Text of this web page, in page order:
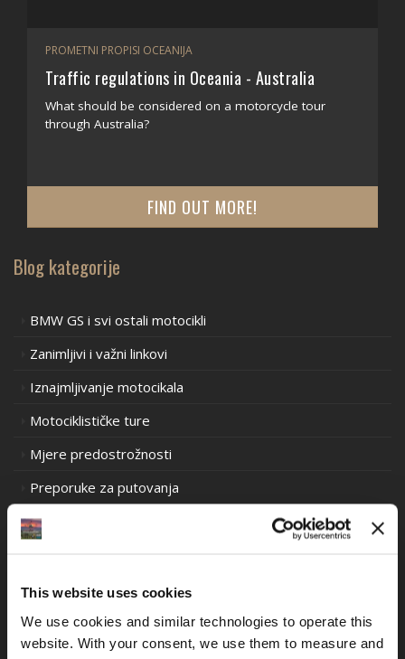
This website uses cookies
We use cookies and similar technologies to operate this
website. With your consent, we use them to measure and
PROMETNI PROPISI OCEANIJA
Traffic regulations in Oceania - Australia
What should be considered on a motorcycle tour
through Australia?
FIND OUT MORE!
Blog kategorije
BMW GS i svi ostali motocikli
Zanimljivi i važni linkovi
Iznajmljivanje motocikala
Motociklističke ture
Mjere predostrožnosti
Preporuke za putovanja
Prometni propisi u Europi
Prometni propisi Oceanija
Iskustva motociklističkih utrka stare škole